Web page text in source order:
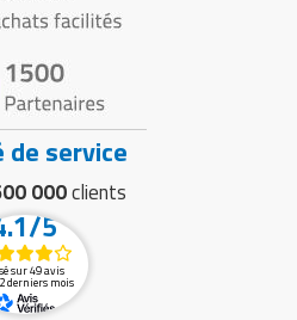
de service
000clients
5
sur 49 avis
derniers mois